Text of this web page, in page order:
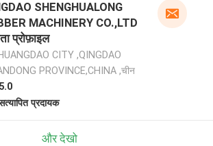
SHENGHUALONG
MACHINERY CO.,LTD
प्रोफ़ाइल
CITY ,QINGDAO
PROVINCE,CHINA ,चीन
5.0
प्रदायक
और देखो